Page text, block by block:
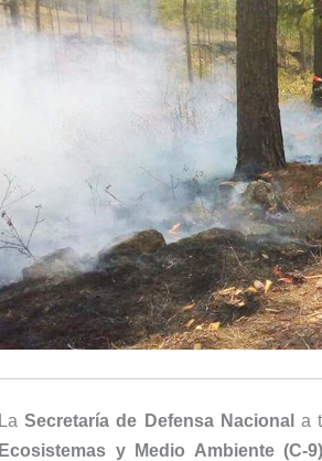
LaSecretaría de Defensa Nacional a
Ecosistemas y Medio Ambiente (C-9)